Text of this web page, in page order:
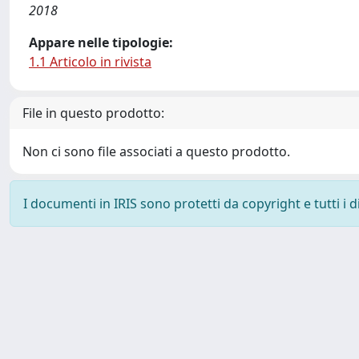
2018
Appare nelle tipologie:
1.1 Articolo in rivista
File in questo prodotto:
Non ci sono file associati a questo prodotto.
I documenti in IRIS sono protetti da copyright e tutti i